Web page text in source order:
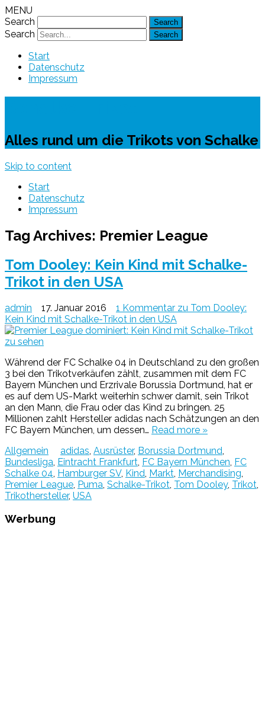
MENU
Search
Search
Start
Datenschutz
Impressum
Alles rund um die Trikots von Schalke
Skip to content
Start
Datenschutz
Impressum
Tag Archives: Premier League
Tom Dooley: Kein Kind mit Schalke-
Trikot in den USA
admin 17. Januar 2016 1 Kommentar zu Tom Dooley:
Kein Kind mit Schalke-Trikot in den USA
Während der FC Schalke 04 in Deutschland zu den großen
3 bei den Trikotverkäufen zählt, zusammen mit dem FC
Bayern München und Erzrivale Borussia Dortmund, hat er
es auf dem US-Markt weiterhin schwer damit, sein Trikot
an den Mann, die Frau oder das Kind zu bringen. 25
Millionen zahlt Hersteller adidas nach Schätzungen an den
FC Bayern München, um dessen… Read more »
Allgemein
adidas Ausrüster, Borussia Dortmund
Bundesliga Eintracht Frankfurt FC Bayern München FC
Schalke 04 Hamburger SV, Kind Markt Merchandising
Premier League Puma Schalke-Trikot Tom Dooley, Trikot
Trikothersteller, USA
Werbung